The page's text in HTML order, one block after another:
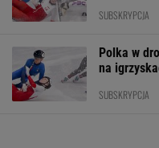
SUBSKRYPCJA
Polka w
na
SUBSKRYPCJA